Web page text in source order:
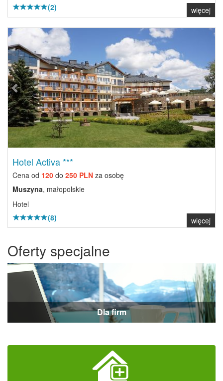
(2)
więcej
Previous Next
Hotel Activa ***
Cena od 120 do 250 PLN za osobę
Muszyna, małopolskie
Hotel
(8)
więcej
Oferty specjalne
Dla firm